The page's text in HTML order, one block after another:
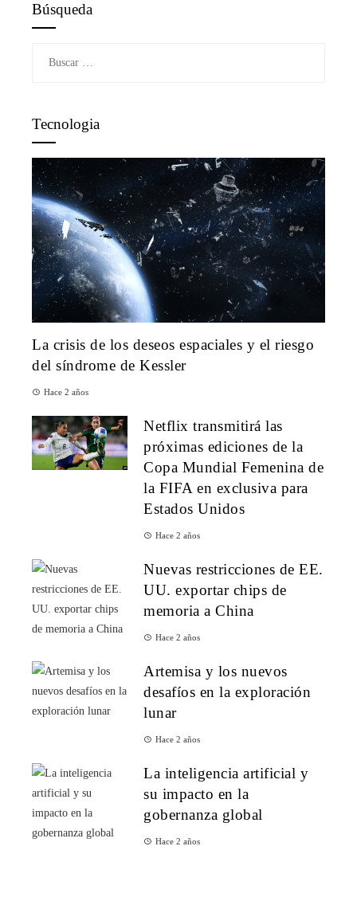
Búsqueda
Tecnologia
La crisis de los deseos espaciales y el riesgo
del síndrome de Kessler
Hace 2 años
Netflix transmitirá las
próximas ediciones de la
Copa Mundial Femenina de
la FIFA en exclusiva para
Estados Unidos
Hace 2 años
Nuevas restricciones de EE.
UU. exportar chips de
memoria a China
Hace 2 años
Artemisa y los nuevos
desafíos en la exploración
lunar
Hace 2 años
La inteligencia artificial y
su impacto en la
gobernanza global
Hace 2 años